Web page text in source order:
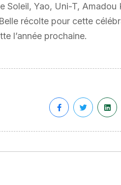
Soleil, Yao, Uni-T, Amadou
récolte pour cette
l’année prochaine.